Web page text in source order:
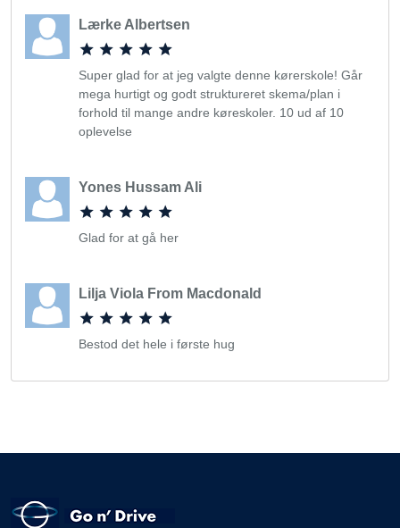
Lærke Albertsen
Super glad for at jeg valgte denne kørerskole! Går
mega hurtigt og godt struktureret skema/plan i
forhold til mange andre køreskoler. 10 ud af 10
oplevelse
Yones Hussam Ali
Glad for at gå her
Lilja Viola From Macdonald
Bestod det hele i første hug